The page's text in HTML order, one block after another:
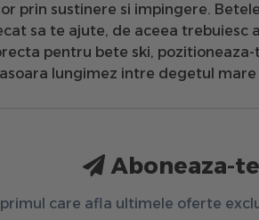
prin sustinere si impingere.
sa te ajute, de aceea trebuiesc
pentru bete ski,
lungimez intre degetul mare
Aboneaza-
primul care afla ultimele oferte